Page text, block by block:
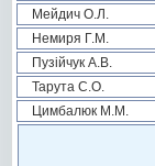
Мейдич О.Л.
Немиря Г.М.
Пузійчук А.В.
Тарута С.О.
Цимбалюк М.М.